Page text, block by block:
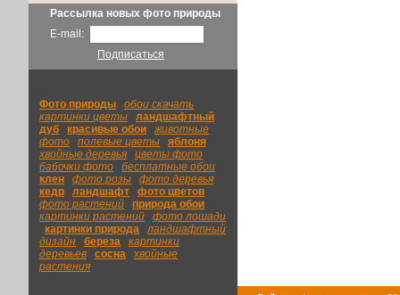
Рассылка новых фото природы
E-mail:
Подписаться
Фото природы обои скачать
картинки цветы
ландшафтный
дуб
красивые обои
животные
фото
полевые цветы яблоня
хвойные деревья
цветы фото
бабочки фото
бесплатные обои
клен
фото розы фото деревья
кедр
ландшафт фото цветов
фото растений
природа обои
картинки растений
фото лошади
картинки природа |ландшафтный
дизайн
береза
картинки
деревьев
сосна
хвойные
растения